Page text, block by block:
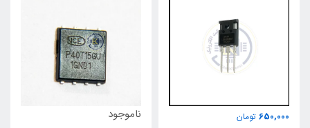
650,000 تومان
ناموجود